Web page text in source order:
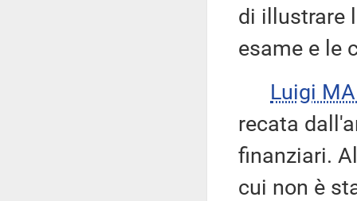
di illustrare
esame e le
Luigi
recata
finanziari.
cui non è